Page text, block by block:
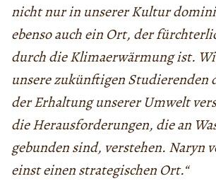
nicht nur in unserer Kultur
ebenso auch ein Ort, der
durch die Klimaerwärmung ist.
unsere zukünftigen Studierenden
der Erhaltung unserer Umwelt
die Herausforderungen, die an
gebunden sind, verstehen. Naryn
einst einen strategischen Ort.“